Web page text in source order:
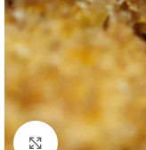
Click to enlarge